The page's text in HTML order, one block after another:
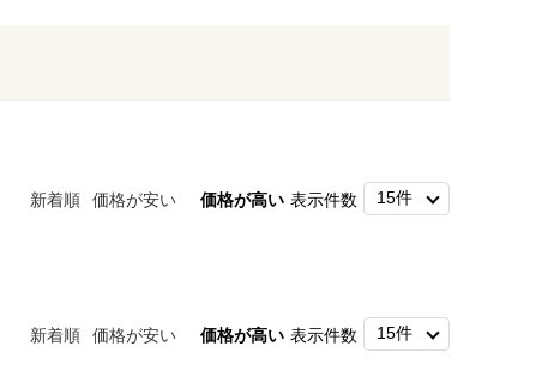
新着順 価格が安い 価格が高い 表示件数
新着順 価格が安い 価格が高い 表示件数